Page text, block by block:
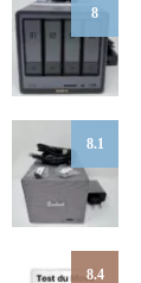
8
8.1
8.4